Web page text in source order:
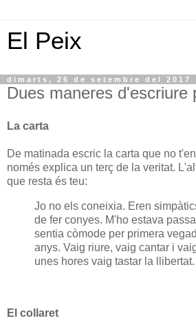
El Peix
dimarts, 26 de setembre del 2017
Dues maneres d'escriure
La carta
De matinada escric la carta que no
només explica un terç de la veritat.
que resta és teu:
Jo no els coneixia. Eren
de fer conyes. M'ho estava
sentia còmode per primera
anys. Vaig riure, vaig cantar i
unes hores vaig tastar la llibertat.
El collaret